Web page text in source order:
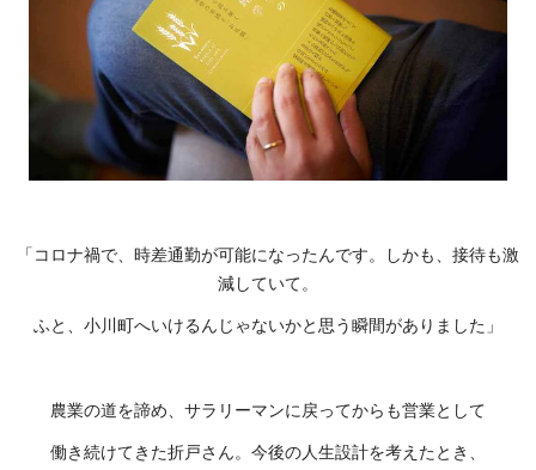
「コロナ禍で、時差通勤が可能になったんです。しかも、接待も激
減していて。
ふと、小川町へいけるんじゃないかと思う瞬間がありました」
農業の道を諦め、サラリーマンに戻ってからも営業として
働き続けてきた折戸さん。今後の人生設計を考えたとき、